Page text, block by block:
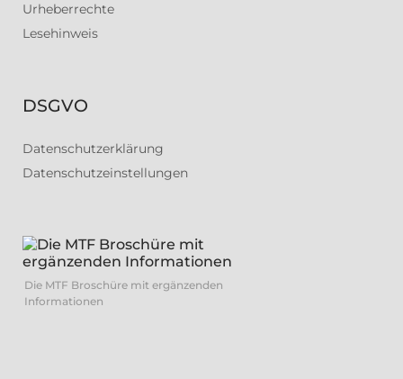
Urheberrechte
Lesehinweis
DSGVO
Datenschutzerklärung
Datenschutzeinstellungen
Die MTF Broschüre mit ergänzenden
Informationen